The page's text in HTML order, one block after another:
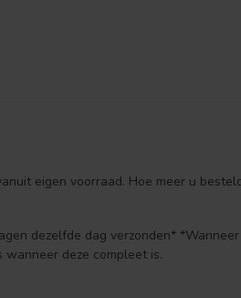
eigen voorraad. Hoe meer u
dezelfde dag verzonden*
deze compleet is.